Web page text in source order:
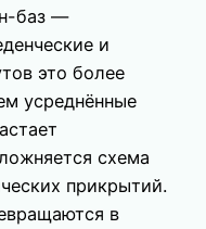
баз —
и
это более
усреднённые
схема
прикрытий.
в